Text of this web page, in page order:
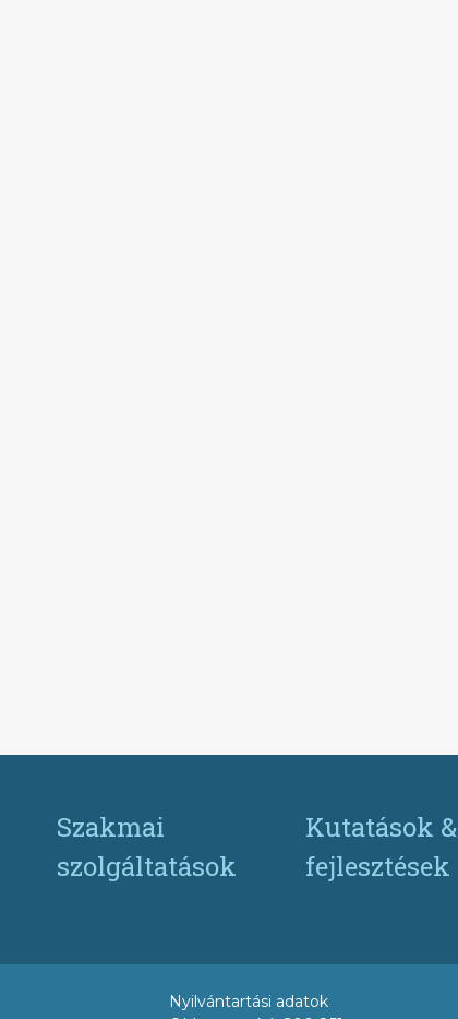
Szakmai
szolgáltatások
Kutatások &
fejlesztések
Nyilvántartási adatok